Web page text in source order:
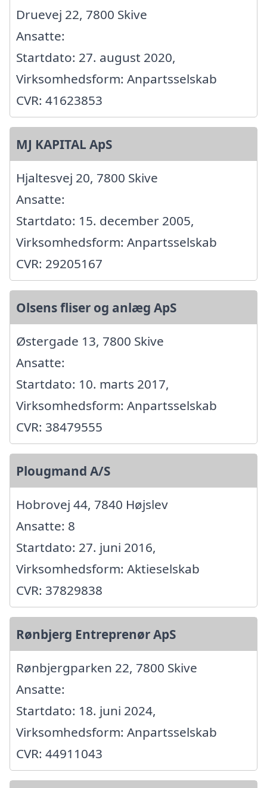
Druevej 22, 7800 Skive
Ansatte:
Startdato: 27. august 2020,
Virksomhedsform: Anpartsselskab
CVR: 41623853
MJ KAPITAL ApS
Hjaltesvej 20, 7800 Skive
Ansatte:
Startdato: 15. december 2005,
Virksomhedsform: Anpartsselskab
CVR: 29205167
Olsens fliser og anlæg ApS
Østergade 13, 7800 Skive
Ansatte:
Startdato: 10. marts 2017,
Virksomhedsform: Anpartsselskab
CVR: 38479555
Plougmand A/S
Hobrovej 44, 7840 Højslev
Ansatte: 8
Startdato: 27. juni 2016,
Virksomhedsform: Aktieselskab
CVR: 37829838
Rønbjerg Entreprenør ApS
Rønbjergparken 22, 7800 Skive
Ansatte:
Startdato: 18. juni 2024,
Virksomhedsform: Anpartsselskab
CVR: 44911043